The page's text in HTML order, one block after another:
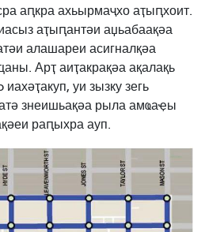
аԥкра ахьырмаҷхо аҭыԥхоит.
аҭыԥантәи аџьабаақәа
алашареи асигналқәа
Арҭ аиҭакрақәа ақалақь
уи зызку зегь
знеишьақәа рыла амҩаҿы
раԥыхра ауп.